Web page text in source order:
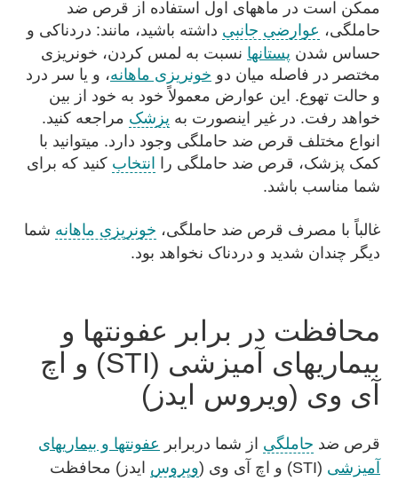
ممکن است در ماههای اول استفاده از قرص ضد
حاملگی، عوارضی جانبی داشته باشید، مانند: دردناکی و
حساس شدن پستانها نسبت به لمس کردن، خونریزی
مختصر در فاصله میان دو خونریزی ماهانه، و یا سر درد
و حالت تهوع. این عوارض معمولاً خود به خود از بین
خواهد رفت. در غیر اینصورت به پزشک مراجعه کنید.
انواع مختلف قرص ضد حاملگی وجود دارد. میتوانید با
کمک پزشک، قرص ضد حاملگی را انتخاب کنید که برای
شما مناسب باشد.
غالباً با مصرف قرص ضد حاملگی، خونریزی ماهانه شما
دیگر چندان شدید و دردناک نخواهد بود.
محافظت در برابر عفونتها و
بیماریهای آمیزشی (STI) و اچ
آی وی (ویروس ایدز)
قرص ضد حاملگی از شما دربرابر عفونتها و بیماریهای
آمیزشی (STI) و اچ آی وی ( ویروس ایدز) محافظت